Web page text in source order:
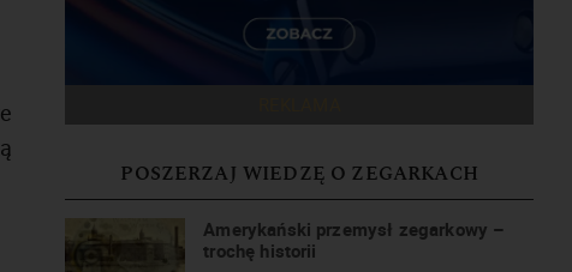
POSZERZAJ WIEDZĘ O ZEGARKACH
Amerykański przemysł zegarkowy –
trochę historii